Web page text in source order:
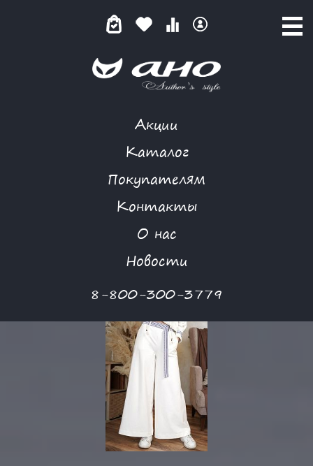
Акции
Каталог
Покупателям
Контакты
О нас
Новости
8-800-300-3779
КАТАЛОГ ТОВАРОВ